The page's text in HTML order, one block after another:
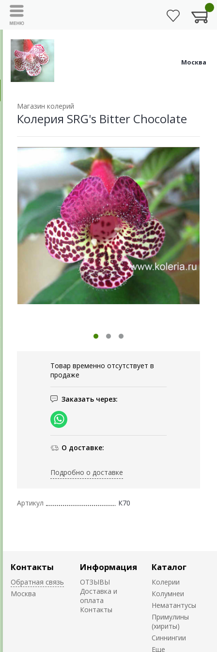
Москва
Магазин колерий
Колерия SRG's Bitter Chocolate
Товар временно отсутствует в
продаже
Заказать через:
О доставке:
Подробно о доставке
Артикул К70
Контакты
Обратная связь
Москва
Информация
ОТЗЫВЫ
Доставка и
оплата
Контакты
Каталог
Колерии
Колумнеи
Нематантусы
Примулины
(хириты)
Синнингии